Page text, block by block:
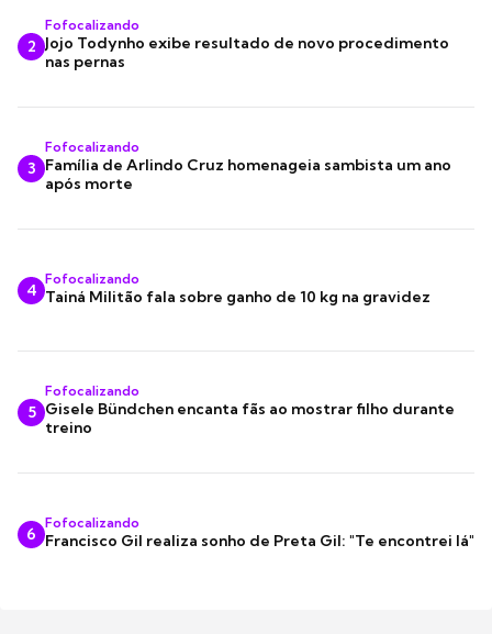
2
Fofocalizando
Jojo Todynho exibe resultado de novo procedimento
nas pernas
3
Fofocalizando
Família de Arlindo Cruz homenageia sambista um ano
após morte
4
Fofocalizando
Tainá Militão fala sobre ganho de 10 kg na gravidez
5
Fofocalizando
Gisele Bündchen encanta fãs ao mostrar filho durante
treino
6
Fofocalizando
Francisco Gil realiza sonho de Preta Gil: "Te encontrei lá"